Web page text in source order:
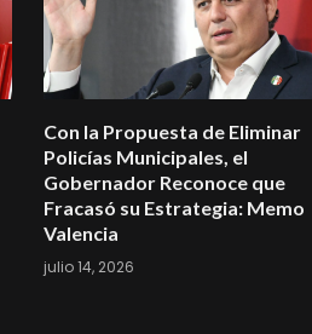
Con la Propuesta de Eliminar
Policías Municipales, el
Gobernador Reconoce que
Fracasó su Estrategia: Memo
Valencia
julio 14, 2026